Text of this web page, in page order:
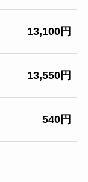
13,100円
13,550円
540円